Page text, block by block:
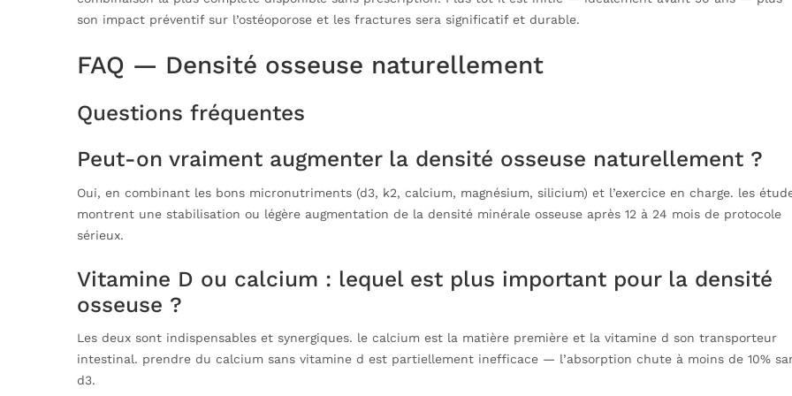
son impact préventif sur l’ostéoporose et les fractures sera significatif et durable.
FAQ — Densité osseuse naturellement
Questions fréquentes
Peut-on vraiment augmenter la densité osseuse naturellement ?
Oui, en combinant les bons micronutriments (d3, k2, calcium, magnésium, silicium) et l’exercice en charge. les
montrent une stabilisation ou légère augmentation de la densité minérale osseuse après 12 à 24 mois de protocole
sérieux.
Vitamine D ou calcium : lequel est plus important pour la densité
osseuse ?
Les deux sont indispensables et synergiques. le calcium est la matière première et la vitamine d son transporteur
intestinal. prendre du calcium sans vitamine d est partiellement inefficace — l’absorption chute à moins de 10%
d3.